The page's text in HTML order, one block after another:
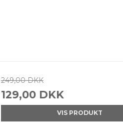
249,00 DKK
129,00 DKK
VIS PRODUKT